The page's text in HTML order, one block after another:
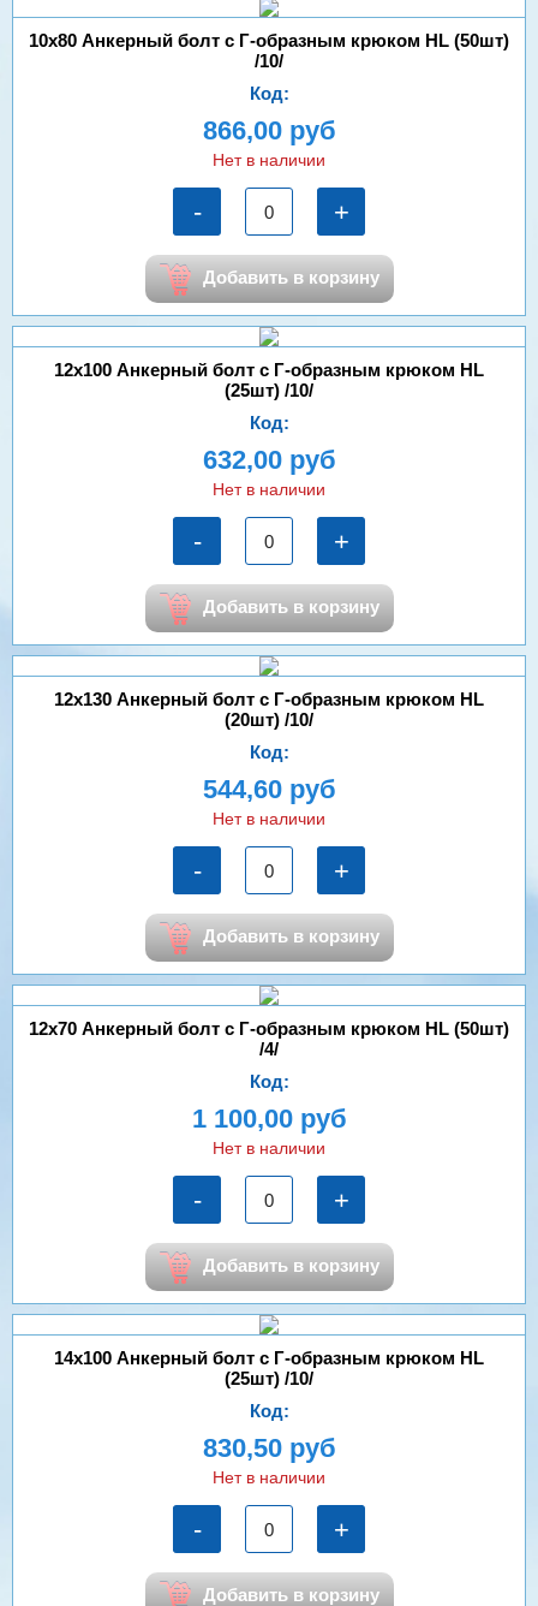
10х80 Анкерный болт с Г-образным крюком HL (50шт)
/10/
Код:
866,00 руб
Нет в наличии
- +
Добавить в корзину
12х100 Анкерный болт с Г-образным крюком HL
(25шт) /10/
Код:
632,00 руб
Нет в наличии
- +
Добавить в корзину
12х130 Анкерный болт с Г-образным крюком HL
(20шт) /10/
Код:
544,60 руб
Нет в наличии
- +
Добавить в корзину
12х70 Анкерный болт с Г-образным крюком HL (50шт)
/4/
Код:
1 100,00 руб
Нет в наличии
- +
Добавить в корзину
14х100 Анкерный болт с Г-образным крюком HL
(25шт) /10/
Код:
830,50 руб
Нет в наличии
- +
Добавить в корзину